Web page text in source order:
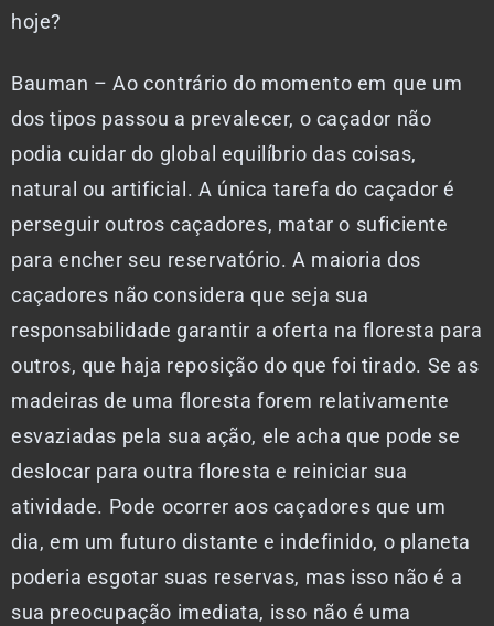
hoje?
Bauman – Ao contrário do momento em que um
dos tipos passou a prevalecer, o caçador não
podia cuidar do global equilíbrio das coisas,
natural ou artificial. A única tarefa do caçador é
perseguir outros caçadores, matar o suficiente
para encher seu reservatório. A maioria dos
caçadores não considera que seja sua
responsabilidade garantir a oferta na floresta para
outros, que haja reposição do que foi tirado. Se as
madeiras de uma floresta forem relativamente
esvaziadas pela sua ação, ele acha que pode se
deslocar para outra floresta e reiniciar sua
atividade. Pode ocorrer aos caçadores que um
dia, em um futuro distante e indefinido, o planeta
poderia esgotar suas reservas, mas isso não é a
sua preocupação imediata, isso não é uma